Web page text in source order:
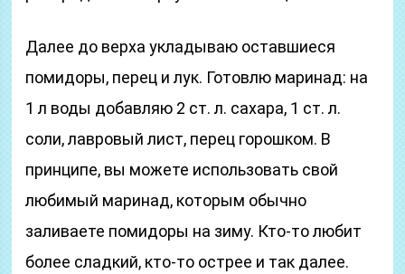
Далее до верха укладываю оставшиеся
помидоры, перец и лук. Готовлю маринад: на
1 л воды добавляю 2 ст. л. сахара, 1 ст. л.
соли, лавровый лист, перец горошком. В
принципе, вы можете использовать свой
любимый маринад, которым обычно
заливаете помидоры на зиму. Кто-то любит
более сладкий, кто-то острее и так далее.